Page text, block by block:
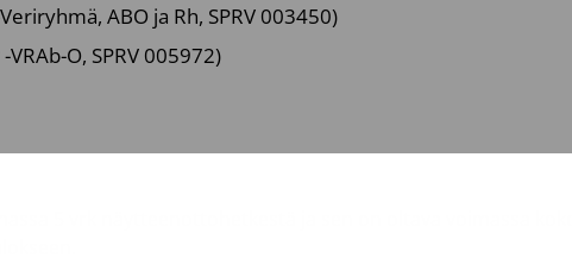
ABO ja Rh, SPRV 003450)
O, SPRV 005972)
5 vrk näytteenottohetkestä ja sen on oltava voimassa